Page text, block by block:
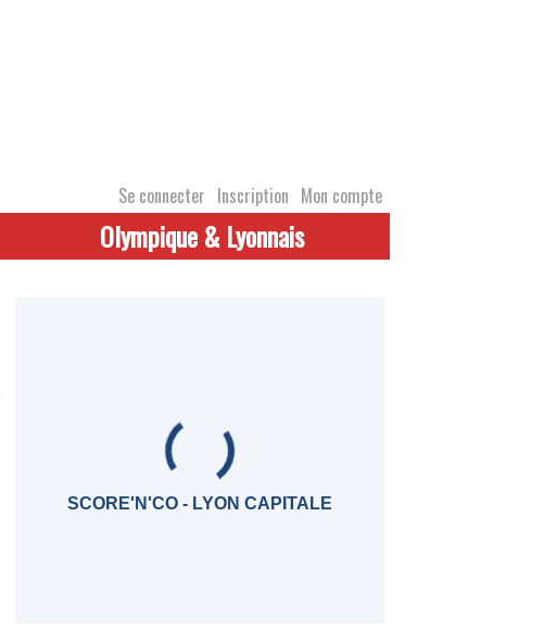
Se connecter Inscription Mon compte
Olympique & Lyonnais
SCORE'N'CO - LYON CAPITALE